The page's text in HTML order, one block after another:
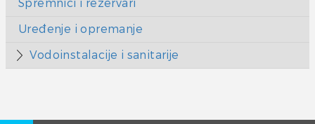
Uređenje i opremanje
Vodoinstalacije i sanitarije